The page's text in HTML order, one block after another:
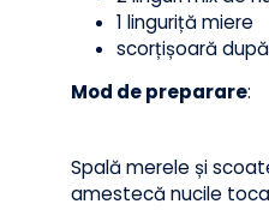
5. Mere
Un desert cald și
rafinat.
2 mere